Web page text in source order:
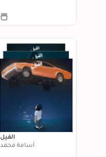
الفيل
أسامة محمد